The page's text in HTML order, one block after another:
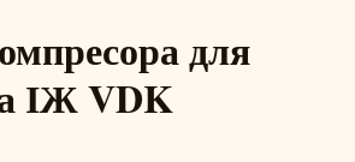
для
ІЖ VDK